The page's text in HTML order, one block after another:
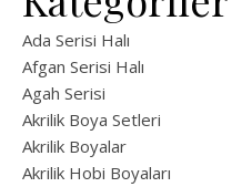
Ada Serisi Halı
Afgan Serisi Halı
Agah Serisi
Akrilik Boya Setleri
Akrilik Boyalar
Akrilik Hobi Boyaları